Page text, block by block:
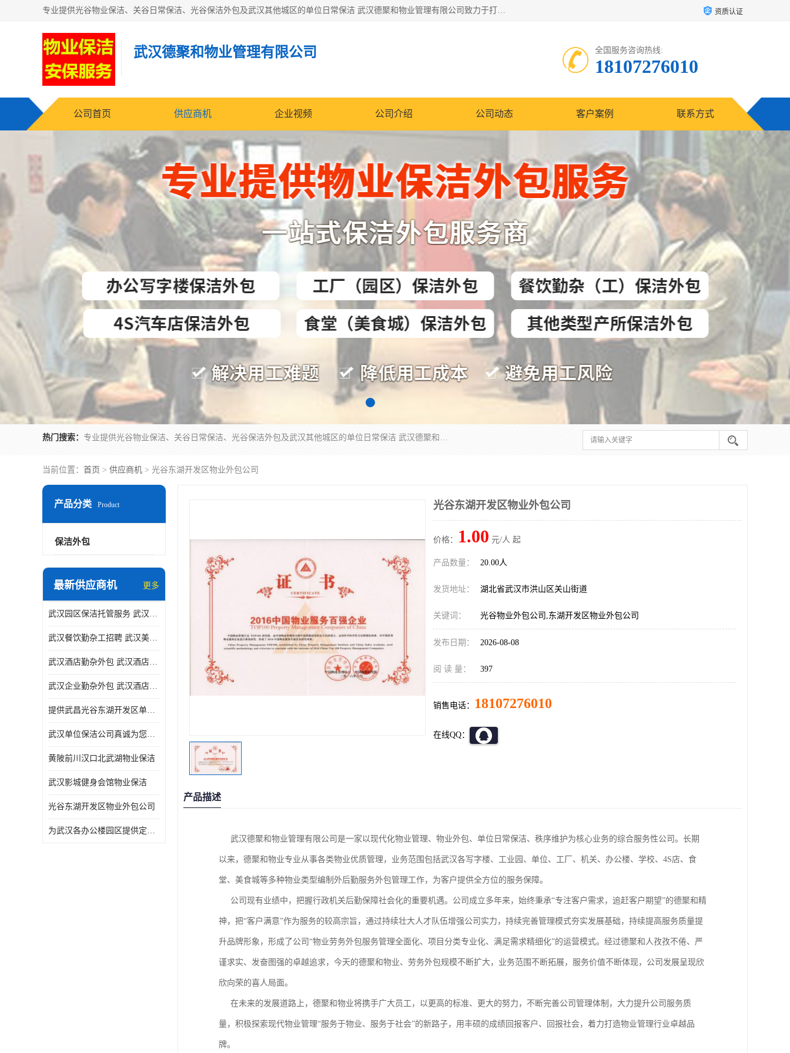
专业提供光谷物业保洁、关谷日常保洁、光谷保洁外包及武汉其他城区的单位日常保洁 武汉德聚和物业管理有限公司致力于打造中国专业物业保洁服务、日常保洁及其他保洁清洗外包服务。自公司成立以来提倡以先进的物业管理理念和模式经营，谋篇布局，以“至诚服务、精益求精、规范管理、锐意拓新”为质量方针，强化内部管理，为业主提供专业化、标准化和精细化的全方位物业服务，管理服务水平得到了广大业主和业内人士的一致好评。 资质认证
武汉德聚和物业管理有限公司 全国服务咨询热线:
18107276010
公司首页 供应商机 企业视频 公司介绍 公司动态 客户案例 联系方式
热门搜索： 专业提供光谷物业保洁、关谷日常保洁、光谷保洁外包及武汉其他城区的单位日常保洁 武汉德聚和物业管理有限公司致力于打造中国专业物业保洁服务、日常保洁及其他保洁清洗外包服务。自公司成立以来提倡以先进的物业管理理念和模式经营，谋篇布局，以“至诚服务、精益求精、规范管理、锐意拓新”为质量方针，强化内部管理，为业主提供专业化、标准化和精细化的全方位物业服务，管理服务水平得到了广大业主和业内人士的一致好评。
当前位置： 首页 > 供应商机 > 光谷东湖开发区物业外包公司
产品分类 Product
保洁外包
最新供应商机 更多
武汉园区保洁托管服务 武汉运动场馆勤杂外包 武汉餐饮勤杂服务托管
武汉餐饮勤杂工招聘 武汉美食堂定点保洁 武汉酒店勤杂外包
武汉酒店勤杂外包 武汉酒店勤杂服务托管
武汉企业勤杂外包 武汉酒店勤杂服务外包
提供武昌光谷东湖开发区单位保洁
武汉单位保洁公司真诚为您服务
黄陂前川汉口北武湖物业保洁
武汉影城健身会馆物业保洁
光谷东湖开发区物业外包公司
为武汉各办公楼园区提供定点保洁服务
光谷东湖开发区物业外包公司
价格： 1.00 元/人 起
产品数量： 20.00人
发货地址： 湖北省武汉市洪山区关山街道
关键词： 光谷物业外包公司,东湖开发区物业外包公司
发布日期： 2026-08-08
阅 读 量： 397
销售电话： 18107276010
在线QQ：
产品描述
以来，德聚和物业专业从事各类物业优质管理，业务范围包括武汉各写字楼、工业园、单位、工厂、机关、办公楼、学校、4S店、食
堂、美食城等多种物业类型编制外后勤服务外包管理工作，为客户提供全方位的服务保障。
神，把“客户满意”作为服务的较高宗旨，通过持续壮大人才队伍增强公司实力，持续完善管理模式夯实发展基础，持续提高服务质量提
升品牌形象，形成了公司“物业劳务外包服务管理全面化、项目分类专业化、满足需求精细化”的运营模式。经过德聚和人孜孜不倦、严
谨求实、发奋图强的卓越追求，今天的德聚和物业、劳务外包规模不断扩大，业务范围不断拓展，服务价值不断体现，公司发展呈现欣
欣向荣的喜人局面。
量，积极探索现代物业管理“服务于物业、服务于社会”的新路子，用丰硕的成绩回报客户、回报社会，着力打造物业管理行业卓越品
牌。